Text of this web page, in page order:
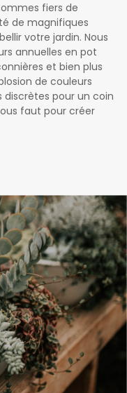
fiers de
de magnifiques
votre jardin. Nous
annuelles en pot
et bien plus
de couleurs
discrètes pour un coin
faut pour créer